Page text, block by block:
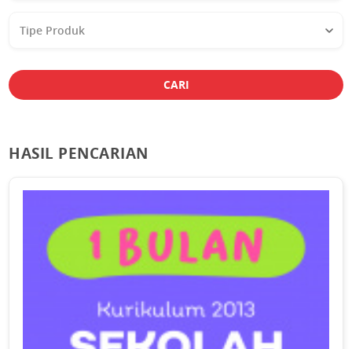
Produk
CARI
HASIL PENCARIAN